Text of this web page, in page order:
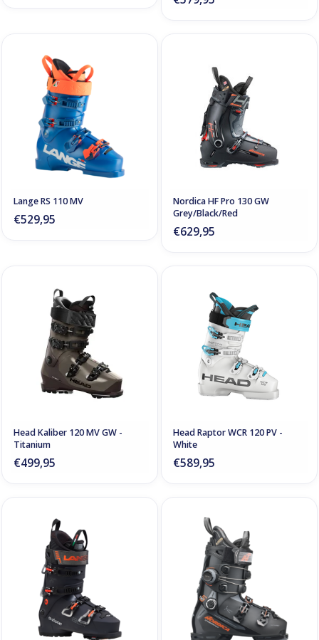
Lange RS 110 MV
€529,95
Nordica HF Pro 130 GW
Grey/Black/Red
€629,95
Head Kaliber 120 MV GW -
Titanium
€499,95
Head Raptor WCR 120 PV -
White
€589,95